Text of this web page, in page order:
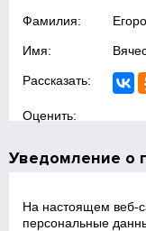
Фамилия:
Имя:
Рассказать:
Оценить:
Уведомление о
На настоящем
персональные